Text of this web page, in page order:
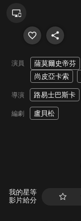
演員 薩莫爾史帝芬
尚皮亞卡索
導演 路易士巴斯卡
編劇 盧貝松
我的星等
影片給分